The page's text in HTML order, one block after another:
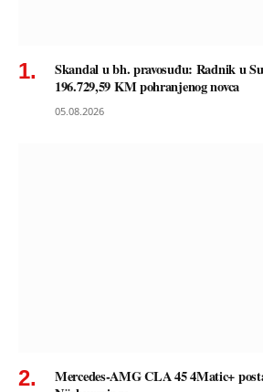
Skandal u bh. pravosuđu: Radnik u
196.729,59 KM pohranjenog novca
05.08.2026
Mercedes-AMG CLA 45 4Matic+